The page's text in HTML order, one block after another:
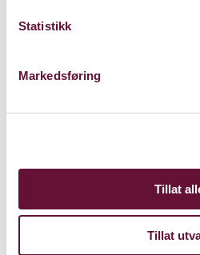
Statistikk
Markedsføring
Tillat
Tillat
Foajéscenen
Claude Monets allé 27